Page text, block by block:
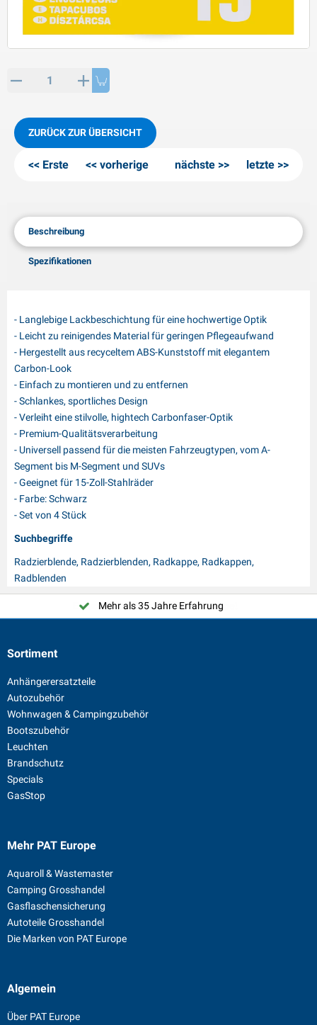
Artikel
KO Artikel
ZURÜCK ZUR ÜBERSICHT
Erste vorherige nächste letzte
Beschreibung
Spezifikationen
- Langlebige Lackbeschichtung für eine hochwertige Optik
- Leicht zu reinigendes Material für geringen Pflegeaufwand
- Hergestellt aus recyceltem ABS-Kunststoff mit elegantem
Carbon-Look
- Einfach zu montieren und zu entfernen
- Schlankes, sportliches Design
- Verleiht eine stilvolle, hightech Carbonfaser-Optik
- Premium-Qualitätsverarbeitung
- Universell passend für die meisten Fahrzeugtypen, vom A-
Segment bis M-Segment und SUVs
- Geeignet für 15-Zoll-Stahlräder
- Farbe: Schwarz
- Set von 4 Stück
Suchbegriffe
Radzierblende, Radzierblenden, Radkappe, Radkappen,
Radblenden
Mehr als 35 Jahre Erfahrung
Sortiment
Anhängerersatzteile
Autozubehör
Wohnwagen & Campingzubehör
Bootszubehör
Leuchten
Brandschutz
Specials
GasStop
Mehr PAT Europe
Aquaroll & Wastemaster
Camping Grosshandel
Gasflaschensicherung
Autoteile Grosshandel
Die Marken von PAT Europe
Algemein
Über PAT Europe